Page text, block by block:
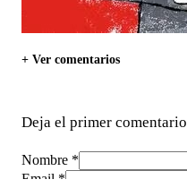
+ Ver comentarios
Deja el primer comentario
Nombre *
Email *